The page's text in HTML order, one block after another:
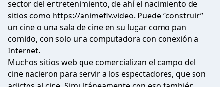
sector del entretenimiento, de ahí el nacimiento de
sitios como https://animeflv.video. Puede “construir”
un cine o una sala de cine en su lugar como pan
comido, con solo una computadora con conexión a
Internet.
Muchos sitios web que comercializan el campo del
cine nacieron para servir a los espectadores, que son